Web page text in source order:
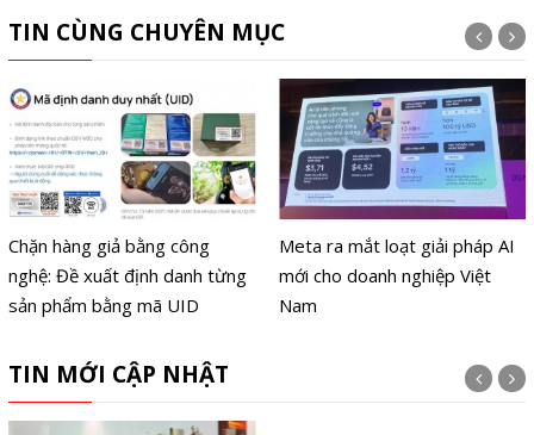
TIN CÙNG CHUYÊN MỤC
Chặn hàng giả bằng công
nghệ: Đề xuất định danh từng
sản phẩm bằng mã UID
Meta ra mắt loạt giải pháp AI
mới cho doanh nghiệp Việt
Nam
TIN MỚI CẬP NHẬT